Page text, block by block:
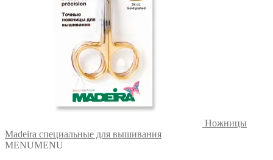
Ножницы
Madeira специальные для вышивания
MENUMENU